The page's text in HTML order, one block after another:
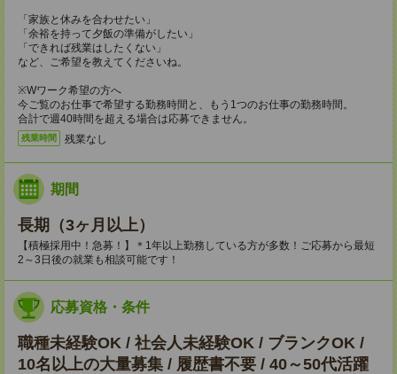
「家族と休みを合わせたい」
「余裕を持って夕飯の準備がしたい」
「できれば残業はしたくない」
など、ご希望を教えてくださいね。
※Wワーク希望の方へ
今ご覧のお仕事で希望する勤務時間と、もう1つのお仕事の勤務時間。
合計で週40時間を超える場合は応募できません。
残業時間 残業なし
期間
長期（3ヶ月以上）
【積極採用中！急募！】＊1年以上勤務している方が多数！ご応募から最短
2～3日後の就業も相談可能です！
応募資格・条件
職種未経験OK / 社会人未経験OK / ブランクOK /
10名以上の大量募集 / 履歴書不要 / 40～50代活躍